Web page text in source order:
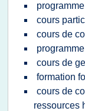
cours
cours de
cours de
formation
cours de
ressources